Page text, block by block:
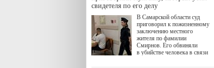
августа.
свидетеля по его делу
В Самарской области суд
приговорил к пожизненному
заключению местного
жителя по фамилии
Смирнов. Его обвиняли
в убийстве человека в связи